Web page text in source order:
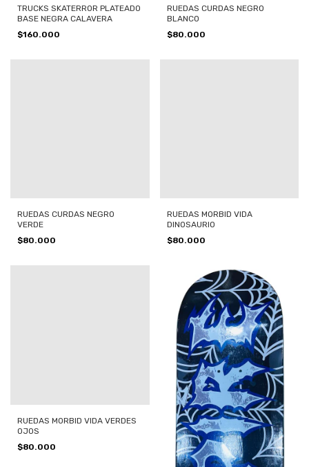
TRUCKS SKATERROR PLATEADO
BASE NEGRA CALAVERA
$160.000
RUEDAS CURDAS NEGRO
BLANCO
$80.000
RUEDAS CURDAS NEGRO
VERDE
$80.000
RUEDAS MORBID VIDA
DINOSAURIO
$80.000
RUEDAS MORBID VIDA VERDES
OJOS
$80.000